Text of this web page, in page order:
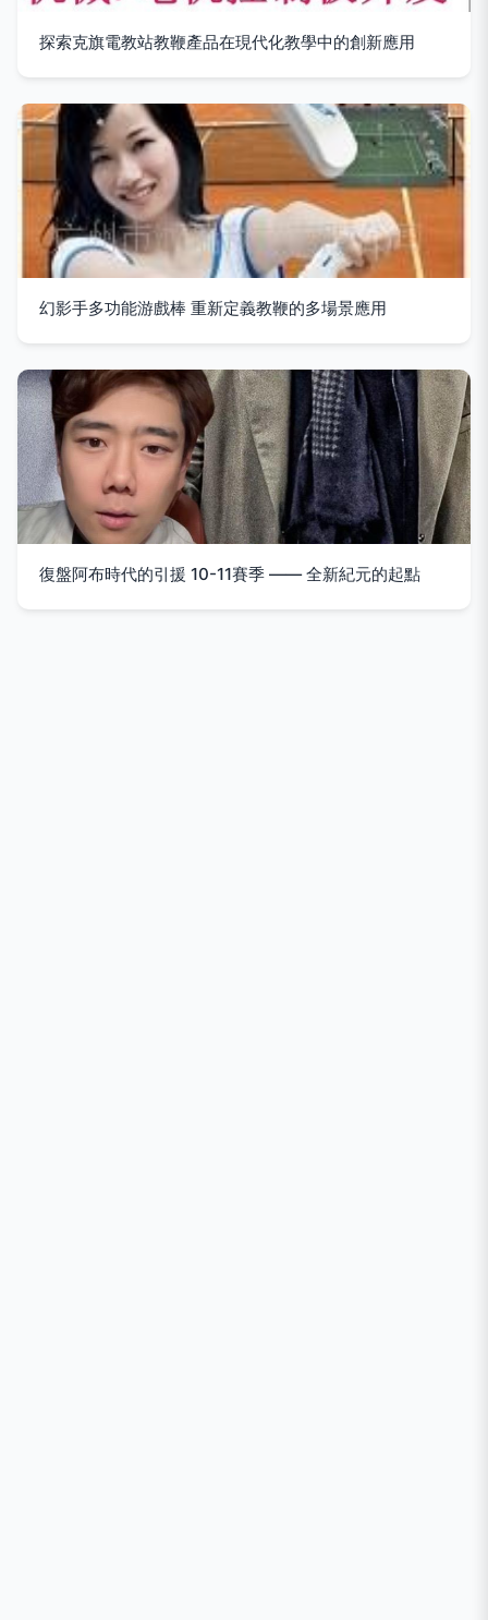
探索克旗電教站教鞭產品在現代化教學中的創新應用
幻影手多功能游戲棒 重新定義教鞭的多場景應用
復盤阿布時代的引援 10-11賽季 —— 全新紀元的起點